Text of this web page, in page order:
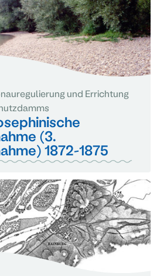
und Errichtung
(3.
1872-1875